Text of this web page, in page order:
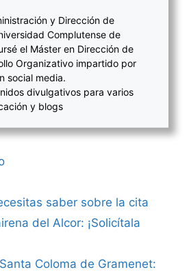
y Dirección de
Complutense de
el Máster en Dirección de
Organizativo impartido por
social media.
divulgativos para varios
y blogs
saber sobre la cita
del Alcor: ¡Solicítala
Coloma de Gramenet: